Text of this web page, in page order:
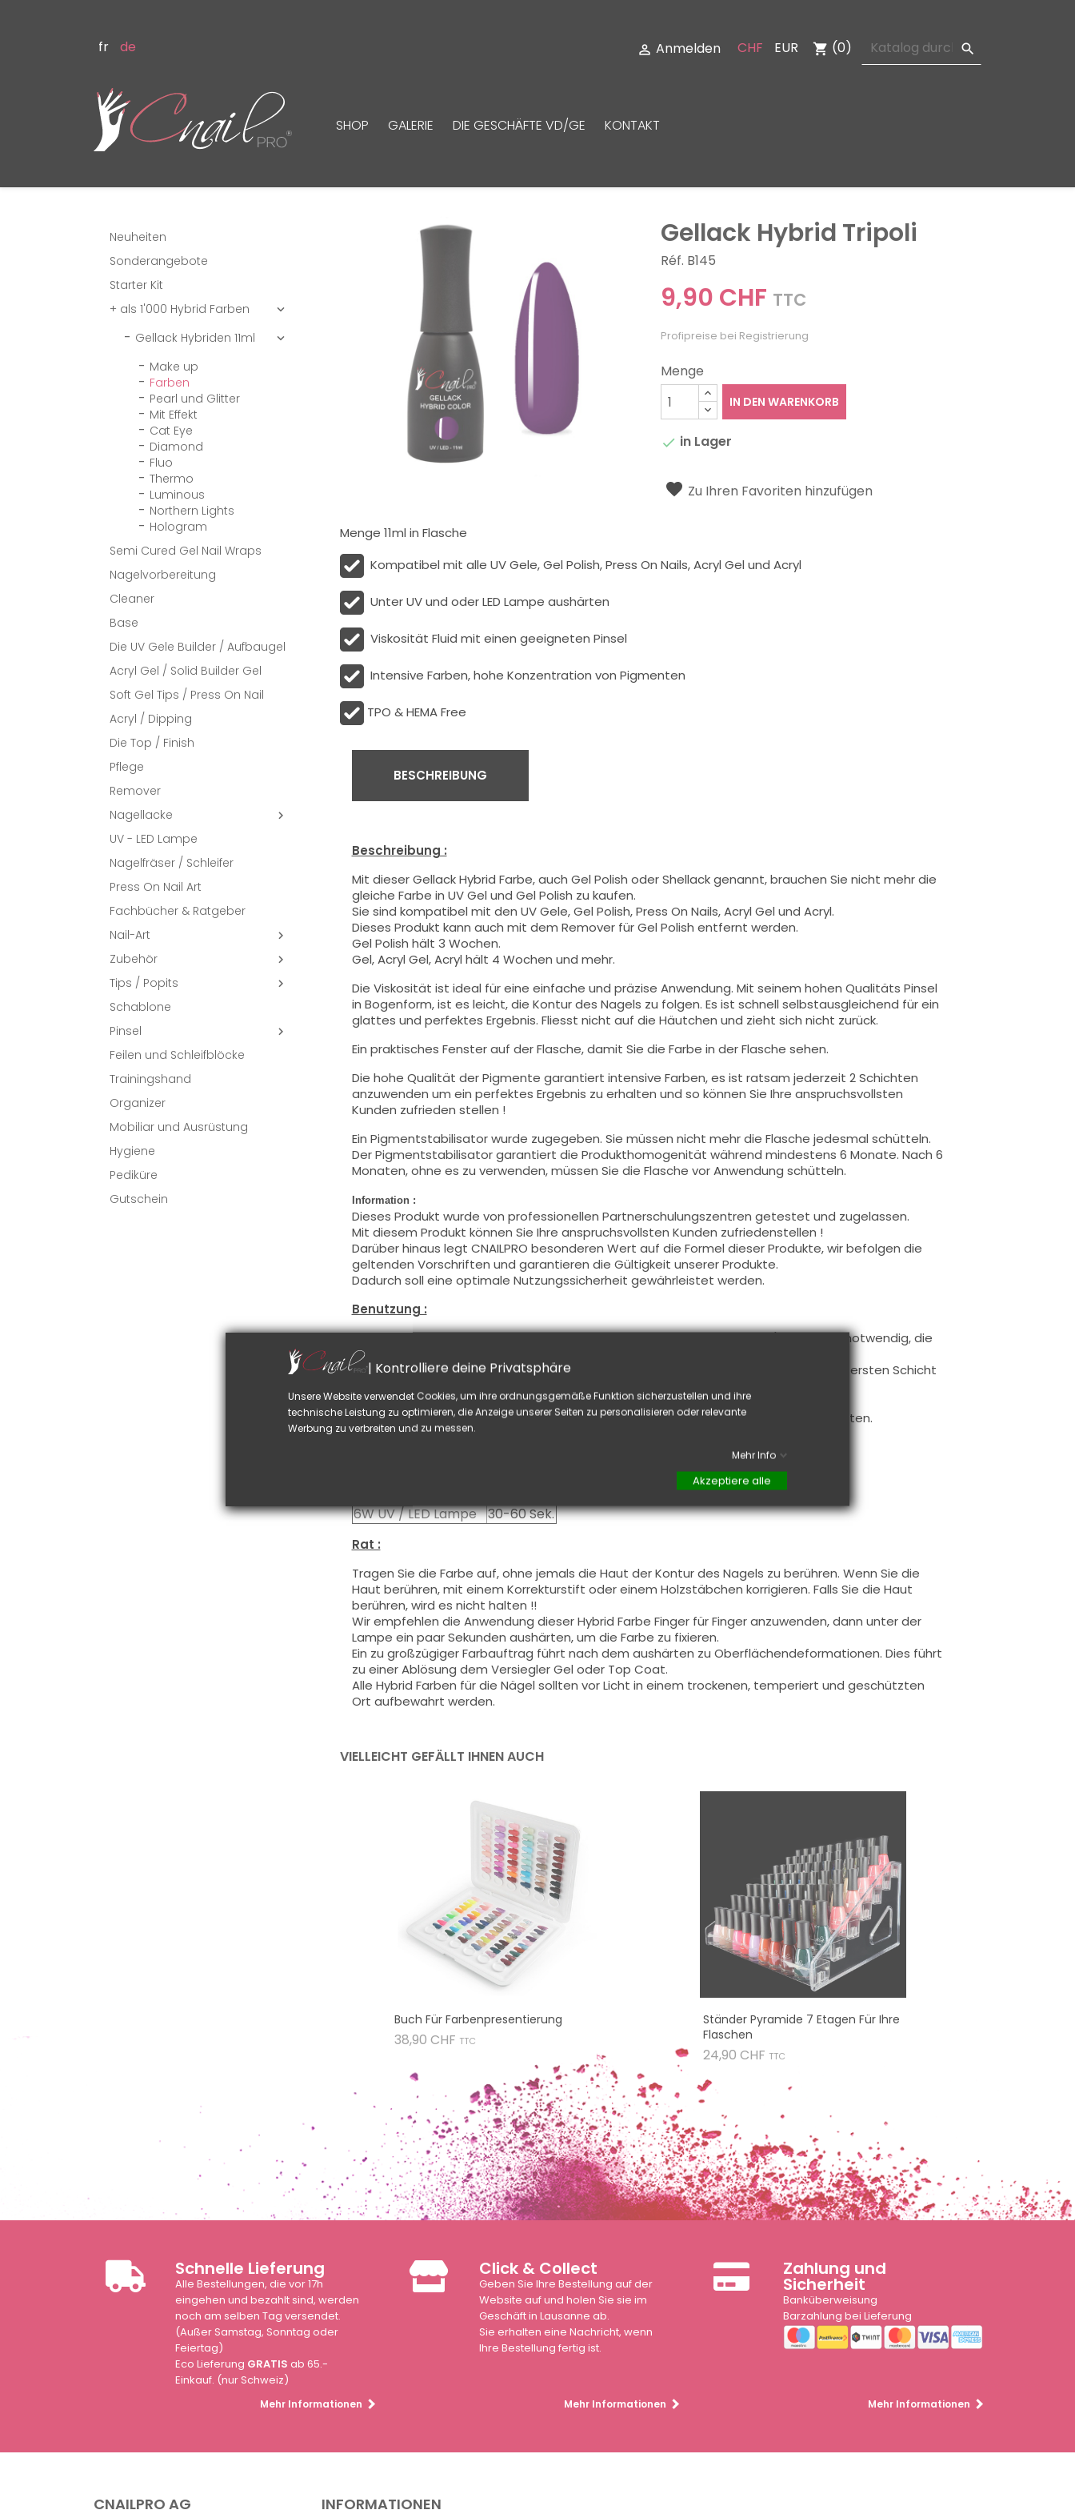
fr de  Anmelden CHF EUR shopping_cart (0) 
SHOP GALERIE DIE GESCHÄFTE VD/GE KONTAKT
Neuheiten
Sonderangebote
Starter Kit
+ als 1'000 Hybrid Farben

Gellack Hybriden 11ml 
Make up
Farben
Pearl und Glitter
Mit Effekt
Cat Eye
Diamond
Fluo
Thermo
Luminous
Northern Lights
Hologram
Semi Cured Gel Nail Wraps
Nagelvorbereitung
Cleaner
Base
Die UV Gele Builder / Aufbaugel
Acryl Gel / Solid Builder Gel
Soft Gel Tips / Press On Nail
Acryl / Dipping
Die Top / Finish
Pflege
Remover
Nagellacke

UV - LED Lampe
Nagelfräser / Schleifer
Press On Nail Art
Fachbücher & Ratgeber
Nail-Art

Zubehör 
Tips / Popits 
Schablone
Pinsel

Feilen und Schleifblöcke
Trainingshand
Organizer
Mobiliar und Ausrüstung
Hygiene
Pediküre
Gutschein
Gellack Hybrid Tripoli
Réf. B145
9,90 CHF TTC
Profipreise bei Registrierung
Menge
IN DEN WARENKORB
 in Lager
Zu Ihren Favoriten hinzufügen
Menge 11ml in Flasche
Kompatibel mit alle UV Gele, Gel Polish, Press On Nails, Acryl Gel und Acryl
Unter UV und oder LED Lampe aushärten
Viskosität Fluid mit einen geeigneten Pinsel
Intensive Farben, hohe Konzentration von Pigmenten
TPO & HEMA Free
BESCHREIBUNG
Beschreibung :
Mit dieser Gellack Hybrid Farbe, auch Gel Polish oder Shellack genannt, brauchen Sie nicht mehr die
gleiche Farbe in UV Gel und Gel Polish zu kaufen.
Sie sind kompatibel mit den UV Gele, Gel Polish, Press On Nails, Acryl Gel und Acryl.
Dieses Produkt kann auch mit dem Remover für Gel Polish entfernt werden.
Gel Polish hält 3 Wochen.
Gel, Acryl Gel, Acryl hält 4 Wochen und mehr.
Die Viskosität ist ideal für eine einfache und präzise Anwendung. Mit seinem hohen Qualitäts Pinsel
in Bogenform, ist es leicht, die Kontur des Nagels zu folgen. Es ist schnell selbstausgleichend für ein
glattes und perfektes Ergebnis. Fliesst nicht auf die Häutchen und zieht sich nicht zurück.
Ein praktisches Fenster auf der Flasche, damit Sie die Farbe in der Flasche sehen.
Die hohe Qualität der Pigmente garantiert intensive Farben, es ist ratsam jederzeit 2 Schichten
anzuwenden um ein perfektes Ergebnis zu erhalten und so können Sie Ihre anspruchsvollsten
Kunden zufrieden stellen !
Ein Pigmentstabilisator wurde zugegeben. Sie müssen nicht mehr die Flasche jedesmal schütteln.
Der Pigmentstabilisator garantiert die Produkthomogenität während mindestens 6 Monate. Nach 6
Monaten, ohne es zu verwenden, müssen Sie die Flasche vor Anwendung schütteln.
Information :
Dieses Produkt wurde von professionellen Partnerschulungszentren getestet und zugelassen.
Mit diesem Produkt können Sie Ihre anspruchsvollsten Kunden zufriedenstellen !
Darüber hinaus legt CNAILPRO besonderen Wert auf die Formel dieser Produkte, wir befolgen die
geltenden Vorschriften und garantieren die Gültigkeit unserer Produkte.
Dadurch soll eine optimale Nutzungssicherheit gewährleistet werden.
Benutzung :
Diese Farbe mit dem Pinsel, auf dünner Weise, auf die Basis auftragen (es ist nicht notwendig, die
Schwitzschicht zu entfetten) oder nach der Nagelmodellage auftragen.
Dieses Produkt wird in zwei Schichten aufgetragen, schließen Sie die freie Kante zur ersten Schicht
Diese Produkte werdensowohlin Vollfarbewie auchin Frenchverwendet.
Sie können dieSchwitzschichtentfetten, falls Sie Nail Art auf Farbe realisieren möchten.
6W UV / LED Lampe
30-60 Sek.
Rat :
Tragen Sie die Farbe auf, ohne jemals die Haut der Kontur des Nagels zu berühren. Wenn Sie die
Haut berühren, mit einem Korrekturstift oder einem Holzstäbchen korrigieren. Falls Sie die Haut
berühren, wird es nicht halten !!
Wir empfehlen die Anwendung dieser Hybrid Farbe Finger für Finger anzuwenden, dann unter der
Lampe ein paar Sekunden aushärten, um die Farbe zu fixieren.
Ein zu großzügiger Farbauftrag führt nach dem aushärten zu Oberflächendeformationen. Dies führt
zu einer Ablösung dem Versiegler Gel oder Top Coat.
Alle Hybrid Farben für die Nägel sollten vor Licht in einem trockenen, temperiert und geschützten
Ort aufbewahrt werden.
VIELLEICHT GEFÄLLT IHNEN AUCH
Buch Für Farbenpresentierung
38,90 CHF Preis
TTC
Ständer Pyramide 7 Etagen Für Ihre
Flaschen
24,90 CHF Preis
TTC
Schnelle Lieferung
Alle Bestellungen, die vor 17h
eingehen und bezahlt sind, werden
noch am selben Tag versendet.
(Außer Samstag, Sonntag oder
Feiertag)
Eco Lieferung GRATIS ab 65.-
Einkauf. (nur Schweiz)
Mehr Informationen
Click & Collect
Geben Sie Ihre Bestellung auf der
Website auf und holen Sie sie im
Geschäft in Lausanne ab.
Sie erhalten eine Nachricht, wenn
Ihre Bestellung fertig ist.
Mehr Informationen
Zahlung und
Sicherheit
Banküberweisung
Barzahlung bei Lieferung
Mehr Informationen
CNAILPRO AG INFORMATIONEN
| Kontrolliere deine Privatsphäre
Unsere Website verwendet Cookies, um ihre ordnungsgemäße Funktion sicherzustellen und ihre
technische Leistung zu optimieren, die Anzeige unserer Seiten zu personalisieren oder relevante
Werbung zu verbreiten und zu messen.
Mehr Info
Akzeptiere alle